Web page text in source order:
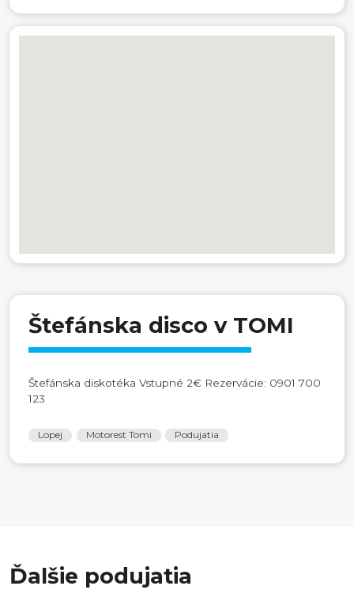
Štefánska disco v TOMI
Štefánska diskotéka Vstupné 2€ Rezervácie: 0901 700
123
Lopej Motorest Tomi Podujatia
Ďalšie podujatia